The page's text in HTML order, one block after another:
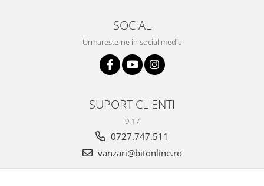
SOCIAL
Urmareste-ne in social media
SUPORT CLIENTI
9-17
0727.747.511
vanzari@bitonline.ro